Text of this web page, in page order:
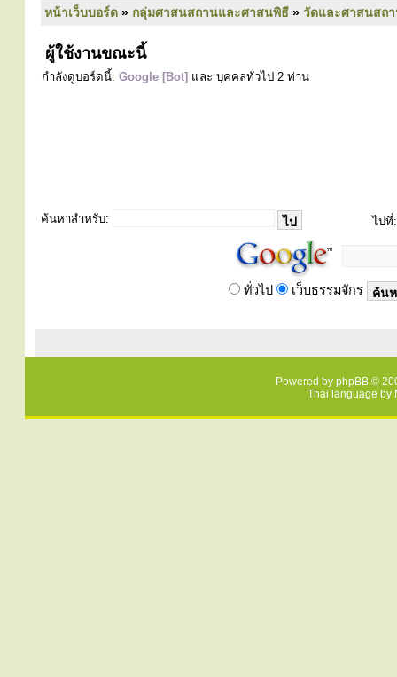
หน้าเว็บบอร์ด » กลุ่มศาสนสถานและศาสนพิธี » วัดและศาสนสถ
ผู้ใช้งานขณะนี้
กำลังดูบอร์ดนี้: Google [Bot] และ บุคคลทั่วไป 2 ท่าน
ค้นหาสำหรับ: ไปที่:
ทั่วไป เว็บธรรมจักร
Powered by phpBB ©
Thai language by